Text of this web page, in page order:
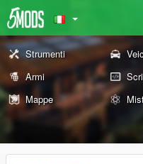
Strumenti
Armi
Mappe